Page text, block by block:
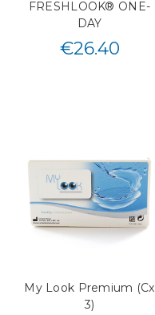
FRESHLOOK® ONE-
DAY
€26.40
My Look Premium (Cx
3)